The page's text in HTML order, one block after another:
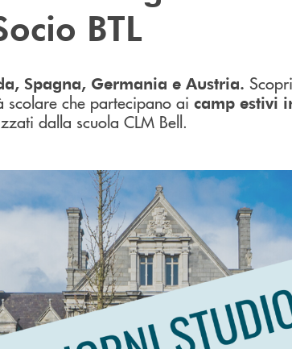
BTL
Spagna, Germania e Austria.
scolare che partecipano ai camp estivi
dalla scuola CLM Bell.